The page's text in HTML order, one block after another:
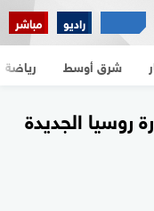
راديو مباشر
شرق أوسط رياضة
روسيا الجديدة